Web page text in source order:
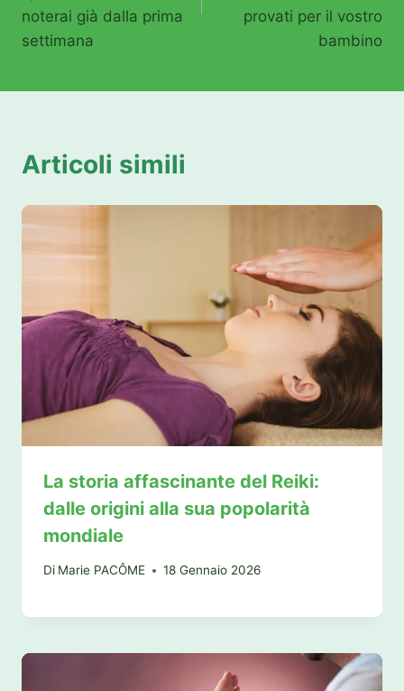
noterai già dalla prima
settimana
provati per il vostro
bambino
Articoli simili
La storia affascinante del Reiki:
dalle origini alla sua popolarità
mondiale
Di Marie PACÔME 18 Gennaio 2026